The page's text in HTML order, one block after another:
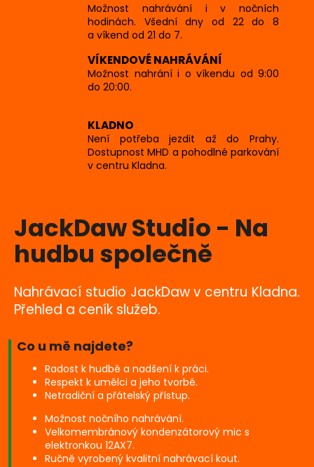
b
u
s
p
o
l
Možnost nahrávání i v nočních
hodinách. Všední dny od 22 do 8
a víkend od 21 do 7.
VÍKENDOVÉ NAHRÁVÁNÍ
Možnost nahrání i o víkendu od 9:00
do 20:00.
KLADNO
Není potřeba jezdit až do Prahy.
Dostupnost MHD a pohodlné parkování
v centru Kladna.
JackDaw Studio - Na
hudbu společně
Nahrávací studio JackDaw v centru Kladna.
Přehled a ceník služeb.
Co u mě najdete?
Radost k hudbě a nadšení k práci.
Respekt k umělci a jeho tvorbě.
Netradiční a přátelský přístup.
Možnost nočního nahrávání.
Velkomembránový kondenzátorový mic s
elektronkou 12AX7.
Ručně vyrobený kvalitní nahrávací kout.
HLEDAT